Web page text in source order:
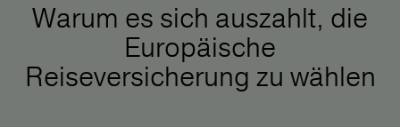
Warum es sich auszahlt, die
Europäische
Reiseversicherung zu wählen